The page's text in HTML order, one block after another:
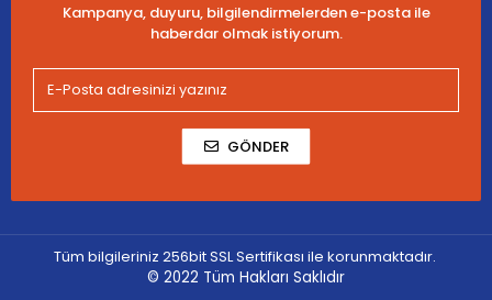
Kampanya, duyuru, bilgilendirmelerden e-posta ile
haberdar olmak istiyorum.
GÖNDER
Tüm bilgileriniz 256bit SSL Sertifikası ile korunmaktadır.
© 2022 Tüm Hakları Saklıdır